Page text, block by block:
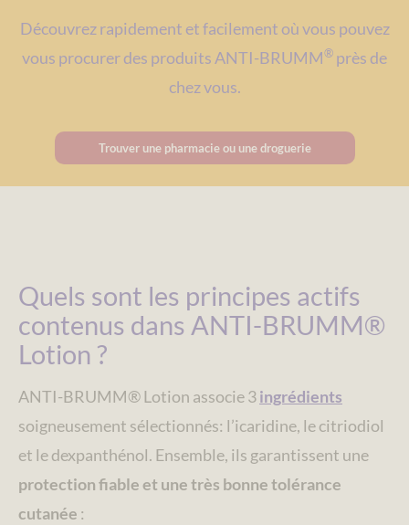
Découvrez rapidement et facilement où vous pouvez
vous procurer des produits ANTI-BRUMM® près de
chez vous.
Trouver une pharmacie ou une droguerie
Quels sont les principes actifs
contenus dans ANTI-BRUMM®
Lotion ?
ANTI-BRUMM® Lotion associe 3ingrédients
soigneusement sélectionnés: l’icaridine, le citriodiol
et le dexpanthénol. Ensemble, ils garantissent une
protection fiable et une très bonne tolérance
cutanée :